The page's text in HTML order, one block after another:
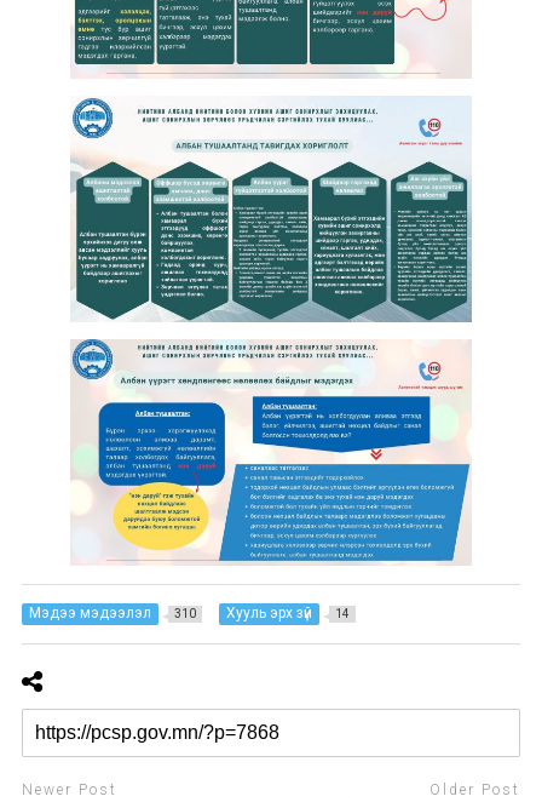
Мэдээ мэдээлэл 310 Хууль эрх зүй 14
Newer Post Older Post